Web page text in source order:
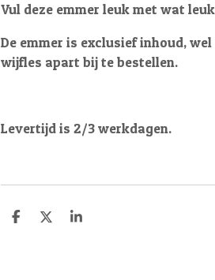
Vul deze emmer leuk met wat
De emmer is exclusief inhoud,
wijfles apart bij te bestellen.
Levertijd is 2/3 werkdagen.
D
D
S